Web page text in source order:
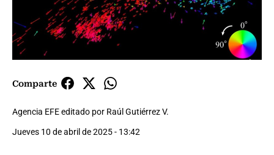
Comparte
Agencia EFE editado por Raúl Gutiérrez V.
Jueves 10 de abril de 2025 - 13:42